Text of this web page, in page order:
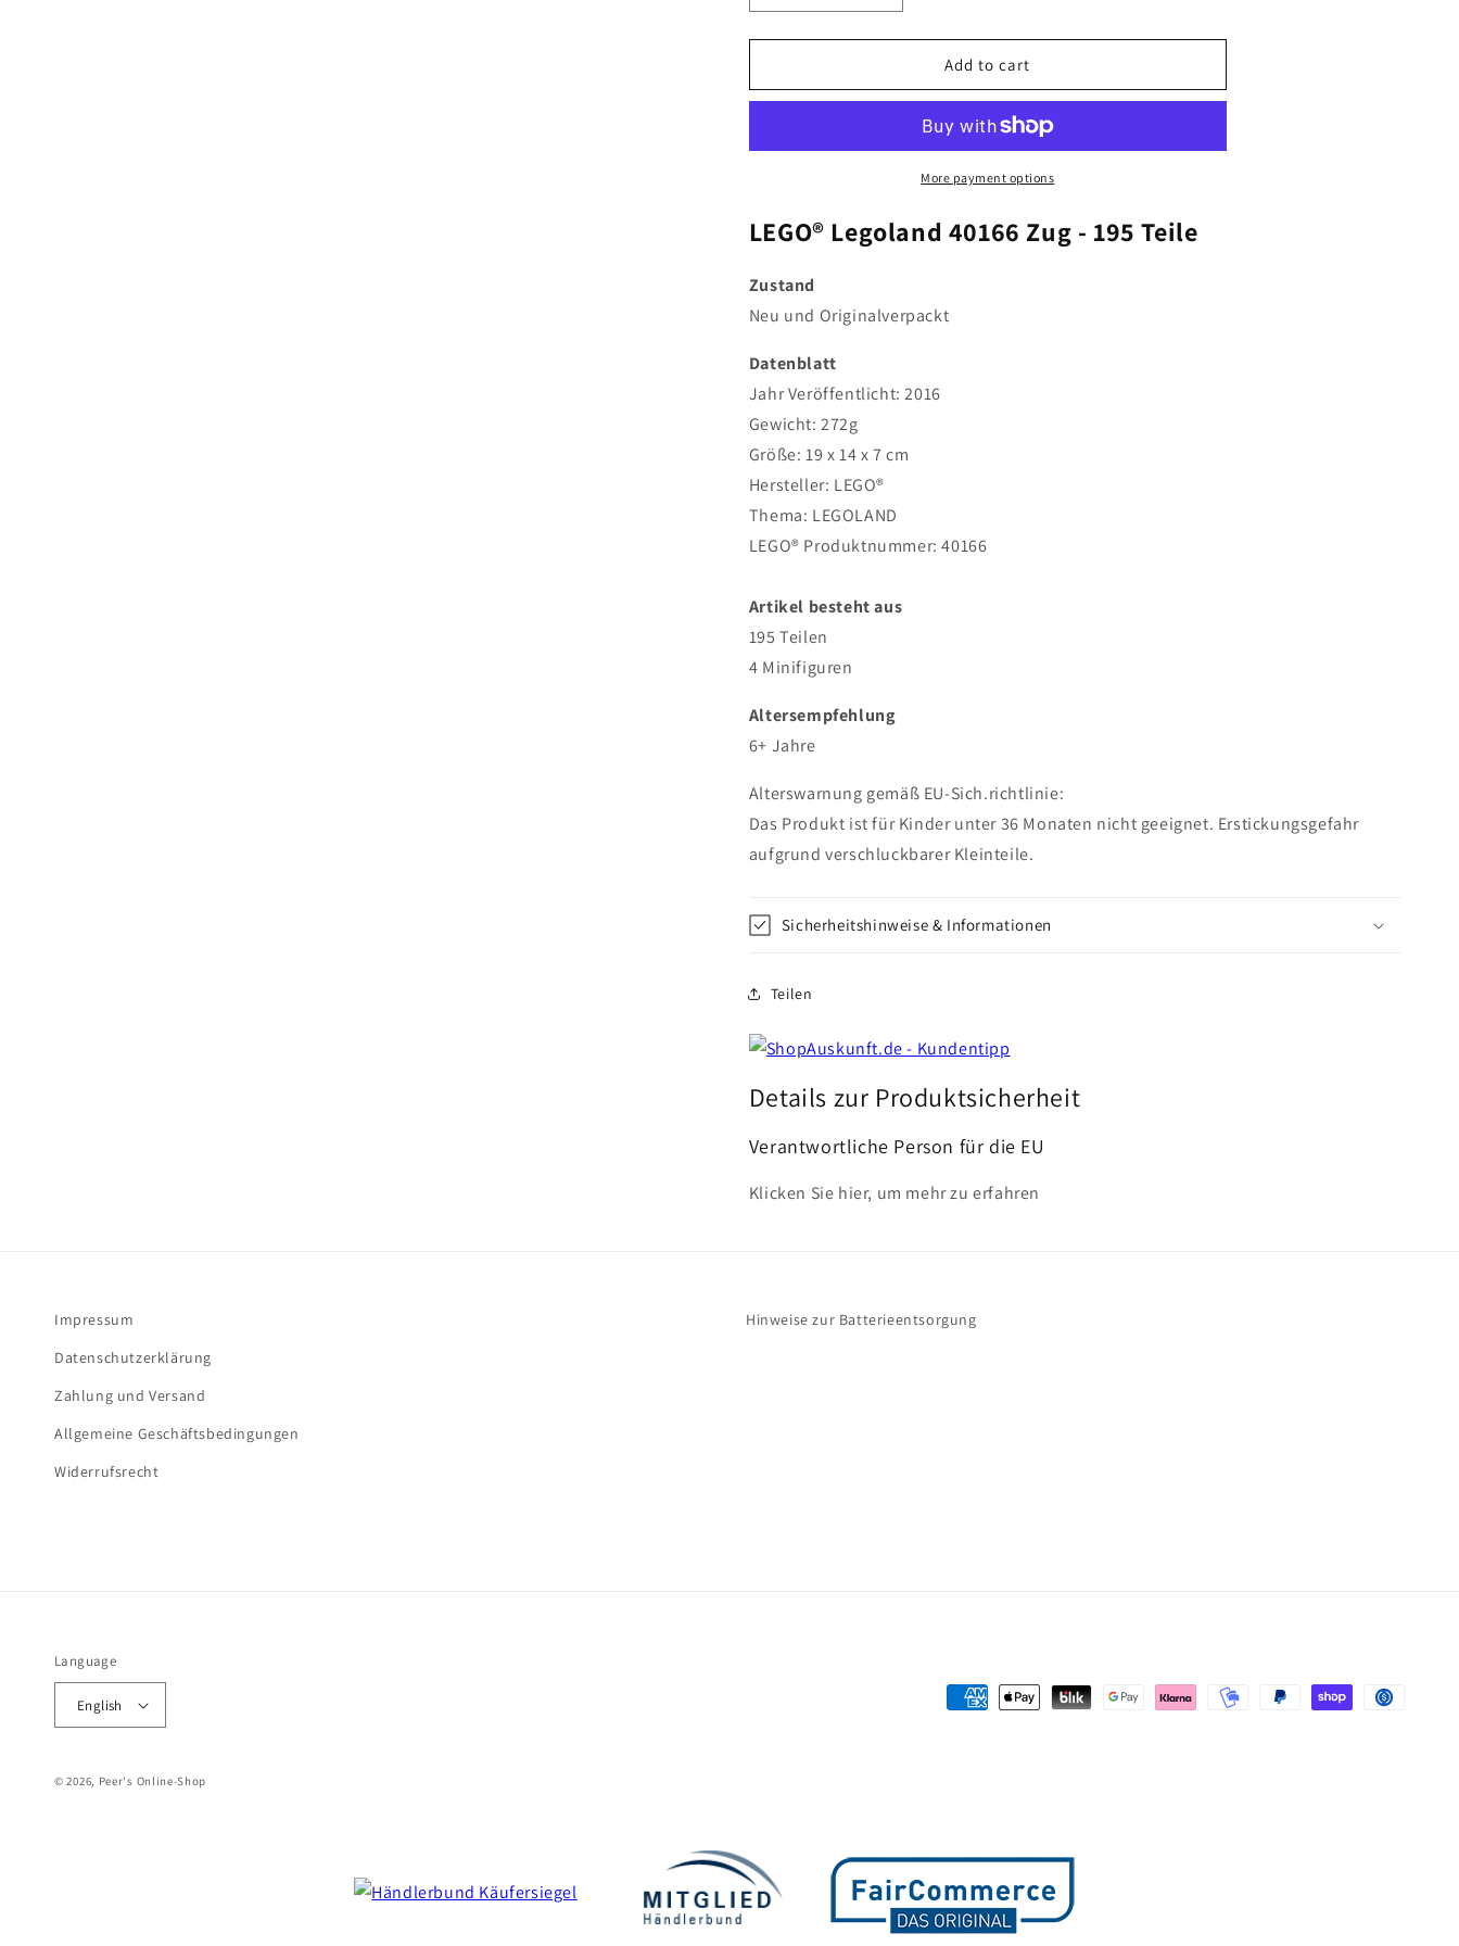
quantity
for
Legoland
-
quantity
for
Legoland
-
Add to cart
More payment options
LEGO® Legoland 40166 Zug - 195 Teile
Zustand
Neu und Originalverpackt
Datenblatt
Jahr Veröffentlicht:2016
Gewicht:272g
Größe: 19 x 14 x 7 cm
Hersteller: LEGO®
Thema: LEGOLAND
LEGO® Produktnummer: 40166
Artikel besteht aus
195 Teilen
4 Minifiguren
Altersempfehlung
6+ Jahre
Alterswarnung gemäß EU-Sich.richtlinie:
Das Produkt ist für Kinder unter 36 Monaten nicht geeignet. Erstickungsgefahr
aufgrund verschluckbarer Kleinteile.
Sicherheitshinweise & Informationen
Teilen
Details zur Produktsicherheit
Verantwortliche Person für die EU
Klicken Sie hier, um mehr zu erfahren
Impressum
Datenschutzerklärung
Zahlung und Versand
Allgemeine Geschäftsbedingungen
Widerrufsrecht
Hinweise zur Batterieentsorgung
Language
English
Payment
© 2026, Peer's Online-Shop